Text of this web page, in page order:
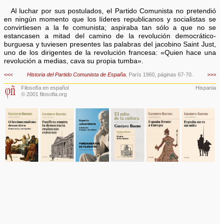
Al luchar por sus postulados, el Partido Comunista no pretendió
en ningún momento que los líderes republicanos y socialistas se
convirtiesen a la fe comunista; aspiraba tan sólo a que no se
estancasen a mitad del camino de la revolución democrático-
burguesa y tuviesen presentes las palabras del jacobino Saint Just,
uno de los dirigentes de la revolución francesa: «Quien hace una
revolución a medias, cava su propia tumba».
<<< >>>
Historia del Partido Comunista de España , París 1960, páginas 67-70.
Filosofía en español
© 2001 filosofia.org
Hispania